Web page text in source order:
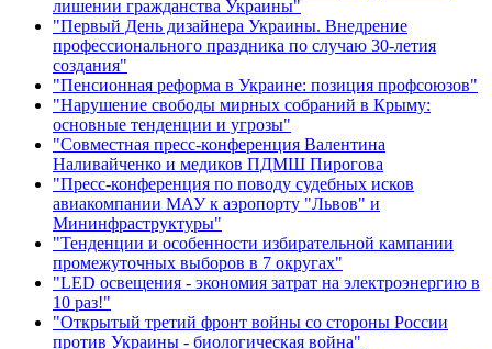
лишении гражданства Украины"
"Первый День дизайнера Украины. Внедрение
профессионального праздника по случаю 30-летия
создания"
"Пенсионная реформа в Украине: позиция профсоюзов"
"Нарушение свободы мирных собраний в Крыму:
основные тенденции и угрозы"
"Совместная пресс-конференция Валентина
Наливайченко и медиков ПДМШ Пирогова
"Пресс-конференция по поводу судебных исков
авиакомпании МАУ к аэропорту "Львов" и
Мининфраструктуры"
"Тенденции и особенности избирательной кампании
промежуточных выборов в 7 округах"
"LED освещения - экономия затрат на электроэнергию в
10 раз!"
"Открытый третий фронт войны со стороны России
против Украины - биологическая война"